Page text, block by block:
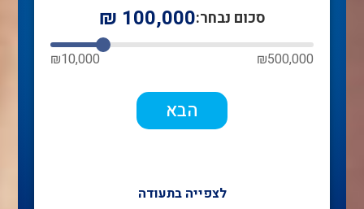
סכום נבחר:100,000
₪
10,000
₪ 500,000
₪
הבא
לצפייה בתעודה